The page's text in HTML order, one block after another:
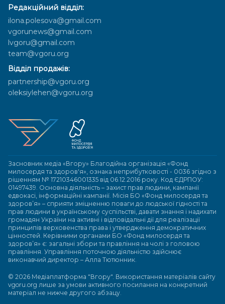
Редакційний відділ:
ilona.polesova@gmail.com
vgorunews@gmail.com
lvgoru@gmail.com
team@vgoru.org
Відділ продажів:
partnership@vgoru.org
oleksiylehen@vgoru.org
Засновник медіа «Вгору» Благодійна організація «Фонд
милосердя та здоров'я», ознака неприбутковості - 0036 згідно з
рішенням № 17210346001335 від 06.12.2016 року. Код ЄДРПОУ:
01497439. Основна діяльність – захист прав людини, кампанії
едвокасі, інформаційні кампанії. Місія БО «Фонд милосердя та
здоров’я» – сприяти зміцненню поваги до людської гідності та
прав людини в українському суспільстві, давати знання і надихати
громадян України на активні і відповідальні дії для реалізації
принципів верховенства права і утвердження демократичних
цінностей. Керівними органами БО «Фонд милосердя та
здоров’я» є: загальні збори та правління на чолі з головою
правління. Управління поточною діяльністю здійснює
виконавчий директор – Алла Тютюнник.
© 2026 Медіаплатформа "Вгору". Використання матеріалів сайту
vgoru.org лише за умови активного посилання на конкретний
матеріал не нижче другого абзацу.